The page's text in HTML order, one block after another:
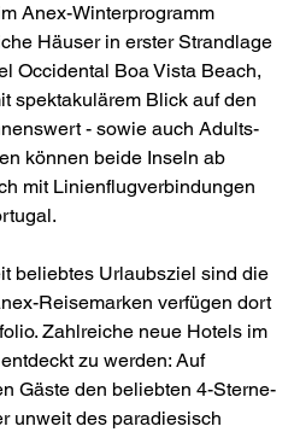
Anex-Winterprogramm
Häuser in erster Strandlage
Occidental Boa Vista Beach,
spektakulärem Blick auf den
- sowie auch Adults-
können beide Inseln ab
mit Linienflugverbindungen
beliebtes Urlaubsziel sind die
Reisemarken verfügen dort
Zahlreiche neue Hotels im
zu werden: Auf
Gäste den beliebten 4-Sterne-
unweit des paradiesisch